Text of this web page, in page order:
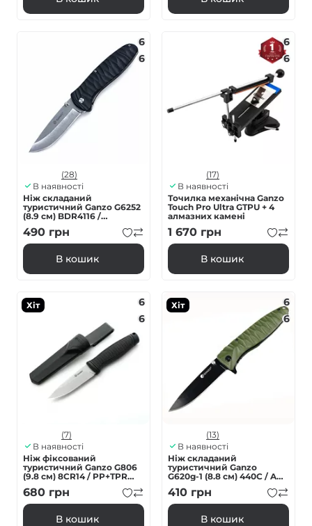
6
6
(28)
В наявності
Ніж складаний
туристичний Ganzo G6252
(8.9 см) BDR4116 /
fiberglass чорний
490 грн
В кошик
6
6
(17)
В наявності
Точилка механічна Ganzo
Touch Pro Ultra GTPU + 4
алмазних камені
1 670 грн
В кошик
Хіт
6
6
(7)
В наявності
Ніж фіксований
туристичний Ganzo G806
(9.8 см) 8CR14 / PP+TPR
чорний з чохлом
680 грн
В кошик
Хіт
6
6
(13)
В наявності
Ніж складаний
туристичний Ganzo
G620g-1 (8.8 см) 440C / ABS
зелений
410 грн
В кошик